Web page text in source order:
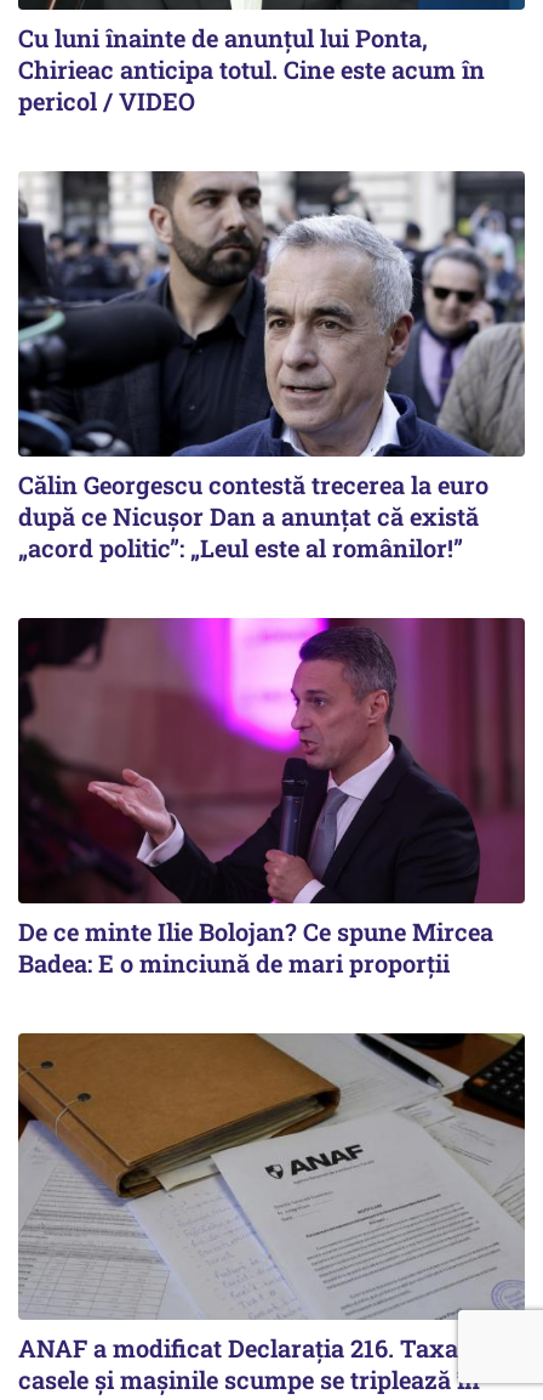
Cu luni înainte de anunțul lui Ponta,
Chirieac anticipa totul. Cine este acum în
pericol / VIDEO
Călin Georgescu contestă trecerea la euro
după ce Nicușor Dan a anunțat că există
„acord politic”: „Leul este al românilor!”
De ce minte Ilie Bolojan? Ce spune Mircea
Badea: E o minciună de mari proporții
ANAF a modificat Declarația 216. Taxa pe
casele și mașinile scumpe se triplează în